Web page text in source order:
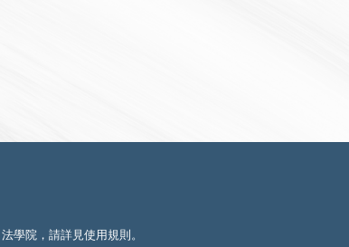
學院，請詳見使用規則 。